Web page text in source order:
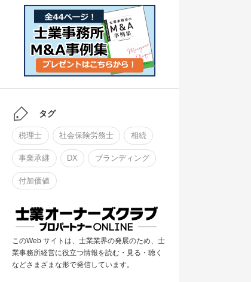
タグ
税理士 社会保険労務士 相続
事業承継 DX ブランディング
付加価値
このWeb サイトは、士業業界の発展のため、士
業事務所経営に役立つ情報を読む・見る・聴く
などさまざまな形で発信しています。